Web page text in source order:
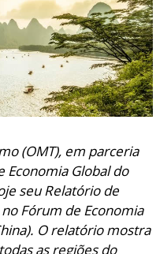
(OMT), em parceria
Economia Global do
seu Relatório de
Fórum de Economia
O relatório mostra
as regiões do